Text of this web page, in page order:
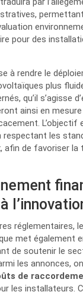
permettant
pour des
à rendre le
plus
qu’il s’agisse
ainsi en mesure
L’objectif
les
afin de favoriser la
réglementaires,
met également
de soutenir le
les annonces,
de
les installateurs.